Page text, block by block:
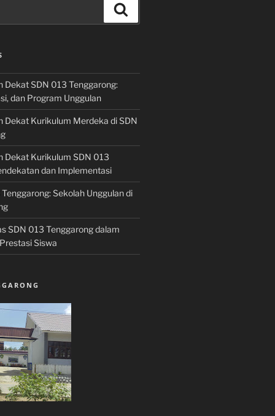
Dekat SDN 013 Tenggarong:
dan Program Unggulan
Dekat Kurikulum Merdeka di SDN
Dekat Kurikulum SDN 013
dan Implementasi
Sekolah Unggulan di
SDN 013 Tenggarong dalam
Siswa